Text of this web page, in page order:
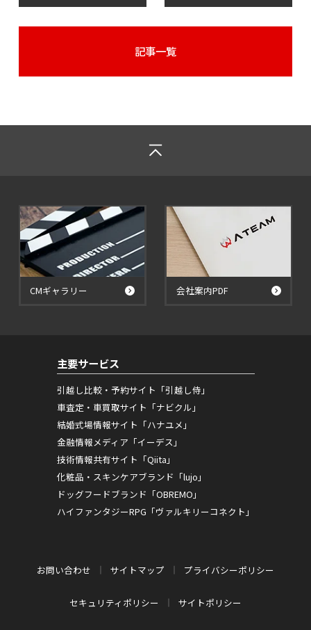
記事一覧
CMギャラリー 会社案内PDF
主要サービス
引越し比較・予約サイト「引越し侍」
車査定・車買取サイト「ナビクル」
結婚式場情報サイト「ハナユメ」
金融情報メディア「イーデス」
技術情報共有サイト「Qiita」
化粧品・スキンケアブランド「lujo」
ドッグフードブランド「OBREMO」
ハイファンタジーRPG「ヴァルキリーコネクト」
お問い合わせ サイトマップ プライバシーポリシー
セキュリティポリシー サイトポリシー